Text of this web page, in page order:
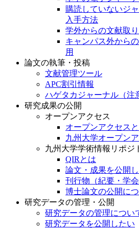
購読していないジ
入手方法
学外からの文献取
キャンパス外から
用
論文の執筆・投稿
文献管理ツール
APC割引情報
ハゲタカジャーナル（注
研究成果の公開
オープンアクセス
オープンアクセス
九州大学オープン
九州大学学術情報リポジ
QIRとは
論文・成果を公開
刊行物（紀要・学
博士論文の公開に
研究データの管理・公開
研究データの管理につい
研究データを公開したい